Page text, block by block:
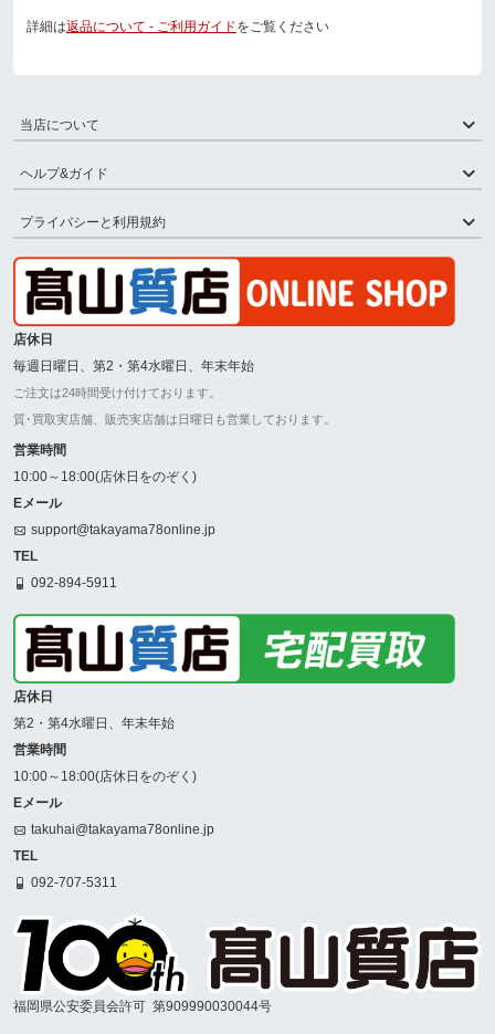
詳細は返品について - ご利用ガイドをご覧ください
当店について
ヘルプ&ガイド
プライバシーと利用規約
店休日
毎週日曜日、第2・第4水曜日、年末年始
ご注文は24時間受け付けております。
質･買取実店舗、販売実店舗は日曜日も営業しております。
営業時間
10:00～18:00(店休日をのぞく)
Eメール
support@takayama78online.jp
TEL
092-894-5911
店休日
第2・第4水曜日、年末年始
営業時間
10:00～18:00(店休日をのぞく)
Eメール
takuhai@takayama78online.jp
TEL
092-707-5311
福岡県公安委員会許可 第909990030044号